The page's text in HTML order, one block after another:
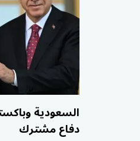
السعودية
دفاع مشترك